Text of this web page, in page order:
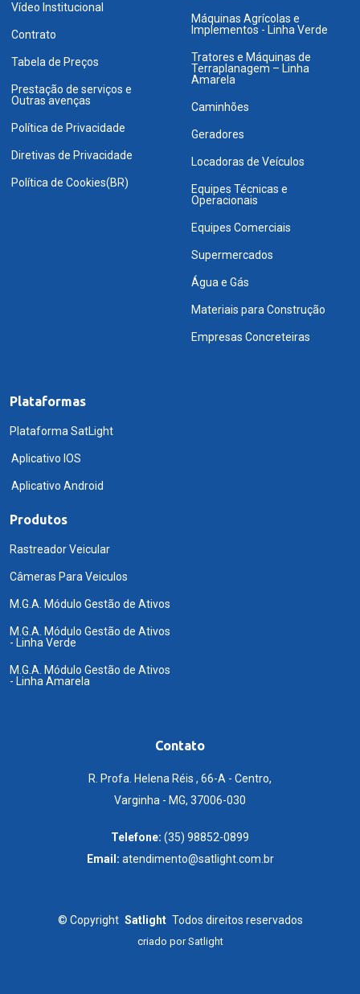
Vídeo Institucional
Contrato
Tabela de Preços
Prestação de serviços e
Outras avenças
Política de Privacidade
Diretivas de Privacidade
Política de Cookies(BR)
Máquinas Agrícolas e
Implementos - Linha Verde
Tratores e Máquinas de
Terraplanagem – Linha
Amarela
Caminhões
Geradores
Locadoras de Veículos
Equipes Técnicas e
Operacionais
Equipes Comerciais
Supermercados
Água e Gás
Materiais para Construção
Empresas Concreteiras
Plataformas
Plataforma SatLight
Aplicativo IOS
Aplicativo Android
Produtos
Rastreador Veicular
Câmeras Para Veiculos
M.G.A. Módulo Gestão de Ativos
M.G.A. Módulo Gestão de Ativos
- Linha Verde
M.G.A. Módulo Gestão de Ativos
- Linha Amarela
Contato
R. Profa. Helena Réis , 66-A - Centro,
Varginha - MG, 37006-030
Telefone: (35) 98852-0899
Email: atendimento@satlight.com.br
© Copyright Satlight Todos direitos reservados
criado porSatlight